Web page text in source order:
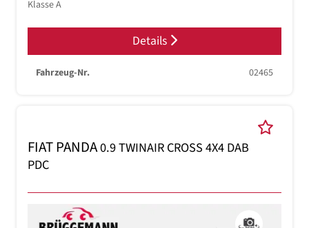
Klasse A
Details
Fahrzeug-Nr. 02465
FIAT PANDA0.9 TWINAIR CROSS 4X4 DAB
PDC